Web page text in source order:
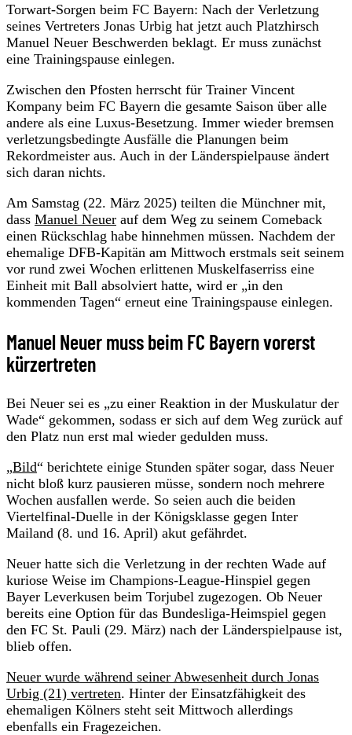
Torwart-Sorgen beim FC Bayern: Nach der Verletzung
seines Vertreters Jonas Urbig hat jetzt auch Platzhirsch
Manuel Neuer Beschwerden beklagt. Er muss zunächst
eine Trainingspause einlegen.
Zwischen den Pfosten herrscht für Trainer Vincent
Kompany beim FC Bayern die gesamte Saison über alle
andere als eine Luxus-Besetzung. Immer wieder bremsen
verletzungsbedingte Ausfälle die Planungen beim
Rekordmeister aus. Auch in der Länderspielpause ändert
sich daran nichts.
Am Samstag (22. März 2025) teilten die Münchner mit,
dass Manuel Neuer auf dem Weg zu seinem Comeback
einen Rückschlag habe hinnehmen müssen. Nachdem der
ehemalige DFB-Kapitän am Mittwoch erstmals seit seinem
vor rund zwei Wochen erlittenen Muskelfaserriss eine
Einheit mit Ball absolviert hatte, wird er „in den
kommenden Tagen“ erneut eine Trainingspause einlegen.
Manuel Neuer muss beim FC Bayern vorerst
kürzertreten
Bei Neuer sei es „zu einer Reaktion in der Muskulatur der
Wade“ gekommen, sodass er sich auf dem Weg zurück auf
den Platz nun erst mal wieder gedulden muss.
„Bild“ berichtete einige Stunden später sogar, dass Neuer
nicht bloß kurz pausieren müsse, sondern noch mehrere
Wochen ausfallen werde. So seien auch die beiden
Viertelfinal-Duelle in der Königsklasse gegen Inter
Mailand (8. und 16. April) akut gefährdet.
Neuer hatte sich die Verletzung in der rechten Wade auf
kuriose Weise im Champions-League-Hinspiel gegen
Bayer Leverkusen beim Torjubel zugezogen. Ob Neuer
bereits eine Option für das Bundesliga-Heimspiel gegen
den FC St. Pauli (29. März) nach der Länderspielpause ist,
blieb offen.
Neuer wurde während seiner Abwesenheit durch Jonas
Urbig (21) vertreten. Hinter der Einsatzfähigkeit des
ehemaligen Kölners steht seit Mittwoch allerdings
ebenfalls ein Fragezeichen.